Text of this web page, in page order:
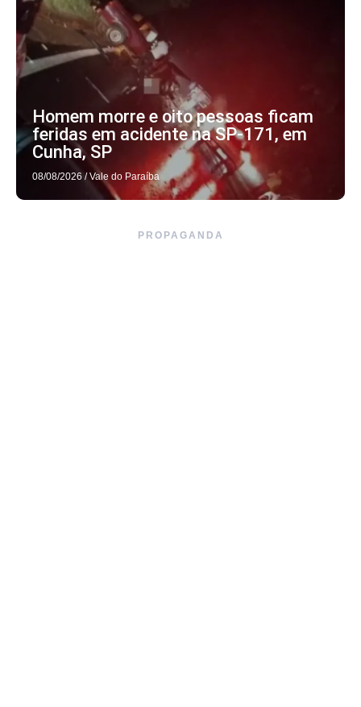
Homem morre e oito pessoas ficam
feridas em acidente na SP-171, em
Cunha, SP
08/08/2026 / Vale do Paraíba
PROPAGANDA